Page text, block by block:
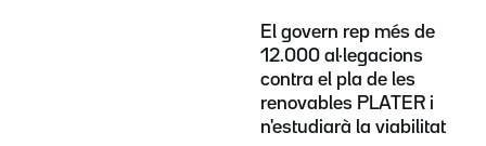
El govern rep més de
12.000 al·legacions
contra el pla de les
renovables PLATER i
n'estudiarà la viabilitat